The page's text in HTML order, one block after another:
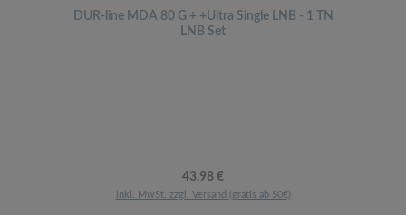
DUR-line MDA 80 G + +Ultra Single LNB - 1 TN
LNB Set
Regulärer Preis:
43,98 €
inkl. MwSt. zzgl. Versand (gratis ab 50€)